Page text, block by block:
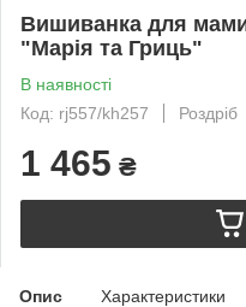
Вишиванка для
"Марія та Гриць"
В наявності
Код: rj557/kh257
Роздріб
1 465 ₴
Опис Характеристики